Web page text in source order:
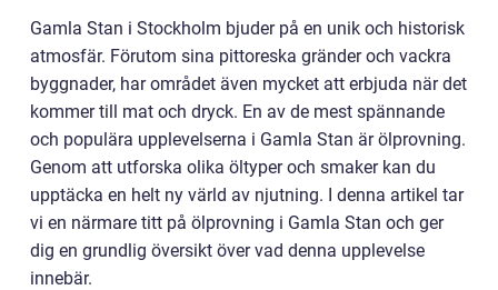
Gamla Stan i Stockholm bjuder på en unik och historisk
atmosfär. Förutom sina pittoreska gränder och vackra
byggnader, har området även mycket att erbjuda när det
kommer till mat och dryck. En av de mest spännande
och populära upplevelserna i Gamla Stan är ölprovning.
Genom att utforska olika öltyper och smaker kan du
upptäcka en helt ny värld av njutning. I denna artikel tar
vi en närmare titt på ölprovning i Gamla Stan och ger
dig en grundlig översikt över vad denna upplevelse
innebär.